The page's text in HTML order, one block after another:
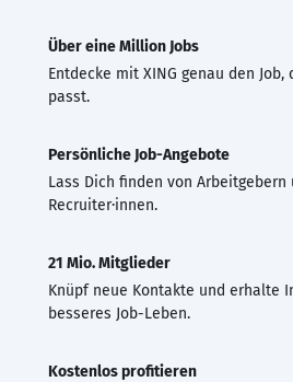
Über eine Million Jobs
Entdecke mit XING genau den
passt.
Persönliche Job-Angebote
Lass Dich finden von Arbeitgebern
Recruiter·innen.
21 Mio. Mitglieder
Knüpf neue Kontakte und erhalte
besseres Job-Leben.
Kostenlos profitieren